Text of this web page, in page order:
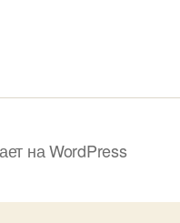
на WordPress